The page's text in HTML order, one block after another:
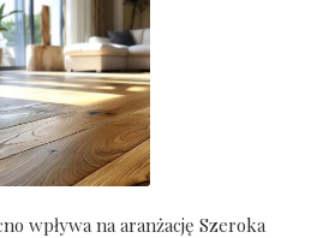
wpływa na aranżację Szeroka